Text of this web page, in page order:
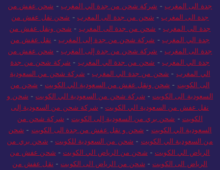
جدة الى المغرب - شركة شحن من جدة الي المغرب - شحن عفش من
جدة الى المغرب - شحن من جدة الى المغرب - شحن نقل عفش من
جدة الى المغرب - شحن من جدة الى المغرب - شحن ونقل عفش من
جدة الي المغرب - شركة شحن من جدة إلى المغرب - نقل عفش من
جدة الى المغرب - شركة شحن من جدة إلى المغرب - شحن عفش من
جدة الي المغرب - شحن من جدة الي المغرب - شركة شحن من جدة
الي المغرب - شحن من جدة الي المغرب - شركة شحن من السعودية
الى الكويت - شحن ونقل عفش من السعودية الي الكويت - شحن من
السعودية الى الكويت - شركة شحن من السعودية الي الكويت - شحن و
نقل عفش من السعودية الي الكويت - شركة شحن من السعودية إلى
الكويت - شحن بري من السعودية إلى الكويت - شركة شحن من
السعودية الي الكويت - شحن و نقل عفش من جدة الى الكويت - شحن
من السعودية الي الكويت - شحن من السعودية للكويت - شحن بري من
الرياض الي الكويت - شحن من الرياض الي الكويت - شحن عفش من
الرياض الى الكويت - شحن من الرياض الى الكويت - نقل عفش من